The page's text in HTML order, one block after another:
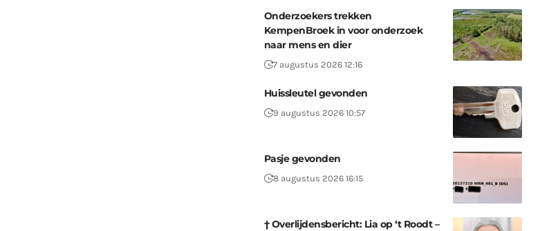
Onderzoekers trekken
KempenBroek in voor onderzoek
naar mens en dier
7 augustus 2026 12:16
Huissleutel gevonden
9 augustus 2026 10:57
Pasje gevonden
8 augustus 2026 16:15
† Overlijdensbericht: Lia op ‘t Roodt –